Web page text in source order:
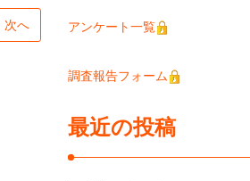
次へ アンケート一覧
調査報告フォーム
最近の投稿